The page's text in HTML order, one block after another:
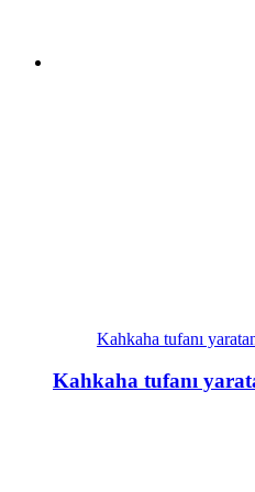
Kahkaha tufanı
Kahkaha tufanı